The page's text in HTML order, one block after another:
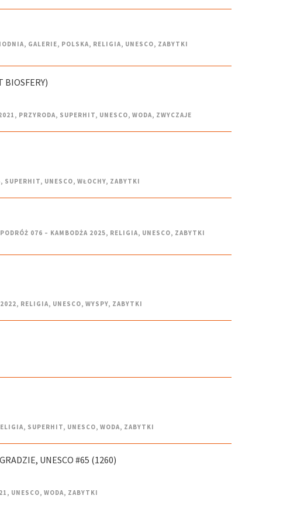
, GALERIE, POLSKA, RELIGIA, UNESCO, ZABYTKI
BIOSFERY)
, PRZYRODA, SUPERHIT, UNESCO, WODA, ZWYCZAJE
, SUPERHIT, UNESCO, WŁOCHY, ZABYTKI
PODRÓŻ 076 – KAMBODŻA 2025, RELIGIA, UNESCO, ZABYTKI
, RELIGIA, UNESCO, WYSPY, ZABYTKI
, SUPERHIT, UNESCO, WODA, ZABYTKI
UNESCO #65 (1260)
, UNESCO, WODA, ZABYTKI